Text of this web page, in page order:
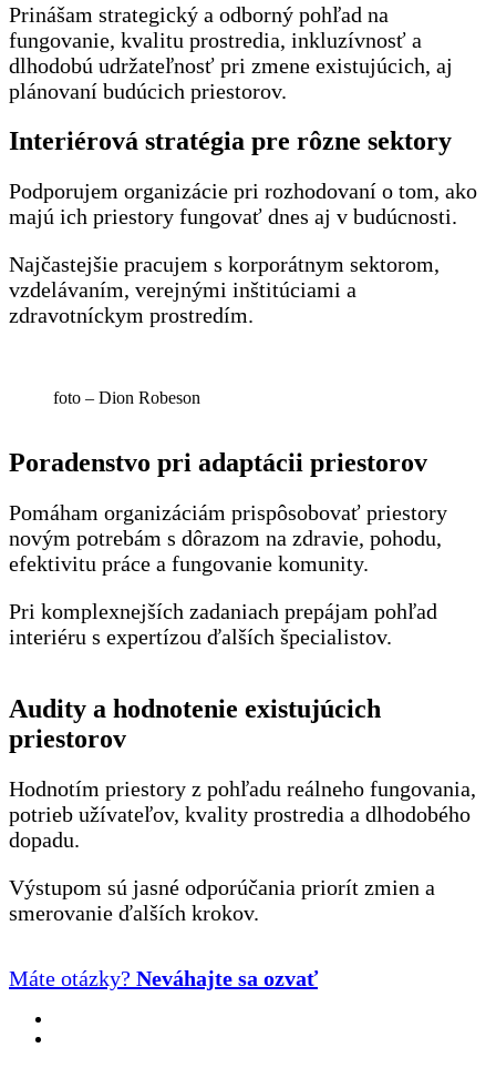
Prinášam strategický a odborný pohľad na
fungovanie, kvalitu prostredia, inkluzívnosť a
dlhodobú udržateľnosť pri zmene existujúcich, aj
plánovaní budúcich priestorov.
Interiérová stratégia pre rôzne sektory
Podporujem organizácie pri rozhodovaní o tom, ako
majú ich priestory fungovať dnes aj v budúcnosti.
Najčastejšie pracujem s korporátnym sektorom,
vzdelávaním, verejnými inštitúciami a
zdravotníckym prostredím.
foto – Dion Robeson
Poradenstvo pri adaptácii priestorov
Pomáham organizáciám prispôsobovať priestory
novým potrebám s dôrazom na zdravie, pohodu,
efektivitu práce a fungovanie komunity.
Pri komplexnejších zadaniach prepájam pohľad
interiéru s expertízou ďalších špecialistov.
Audity a hodnotenie existujúcich
priestorov
Hodnotím priestory z pohľadu reálneho fungovania,
potrieb užívateľov, kvality prostredia a dlhodobého
dopadu.
Výstupom sú jasné odporúčania priorít zmien a
smerovanie ďalších krokov.
Máte otázky? Neváhajte sa ozvať